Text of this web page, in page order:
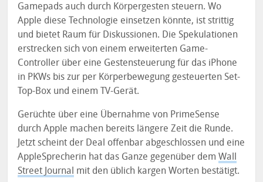
Gamepads auch durch Körpergesten steuern. Wo
Apple diese Technologie einsetzen könnte, ist strittig
und bietet Raum für Diskussionen. Die Spekulationen
erstrecken sich von einem erweiterten Game-
Controller über eine Gestensteuerung für das iPhone
in PKWs bis zur per Körperbewegung gesteuerten Set-
Top-Box und einem TV-Gerät.
Gerüchte über eine Übernahme von PrimeSense
durch Apple machen bereits längere Zeit die Runde.
Jetzt scheint der Deal offenbar abgeschlossen und eine
AppleSprecherin hat das Ganze gegenüber demWall
Street Journal mit den üblich kargen Worten bestätigt.